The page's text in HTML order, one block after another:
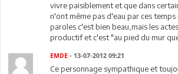
vivre paisiblement et que dans
n'ont même pas d'eau par ces temps
paroles c'est bien beau,mais les
productif et c'est "au pied du mur
EMDE - 13-07-2012 09:21
Ce personnage sympathique et